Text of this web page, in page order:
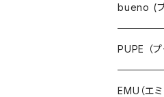
ワンピース
スカート・
パンツ・ジ
bueno (
PUPE （プ
EMU（エミ